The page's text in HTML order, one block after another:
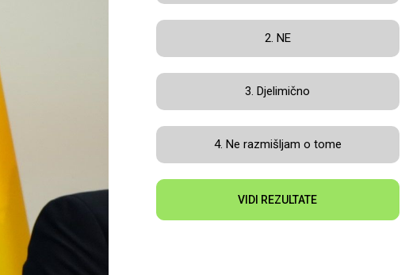
2. NE
3. Djelimično
4. Ne razmišljam o tome
VIDI REZULTATE